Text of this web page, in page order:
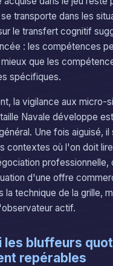
transporte dans les
le transfert cognitif
: les compétences
que les
spécifiques.
la vigilance aux micro-
Navale développe
Une fois aiguisé,
contextes où l'on doit
professionnelle,
d'une offre
la technique de la grille,
actif.
les bluffeurs
repérables